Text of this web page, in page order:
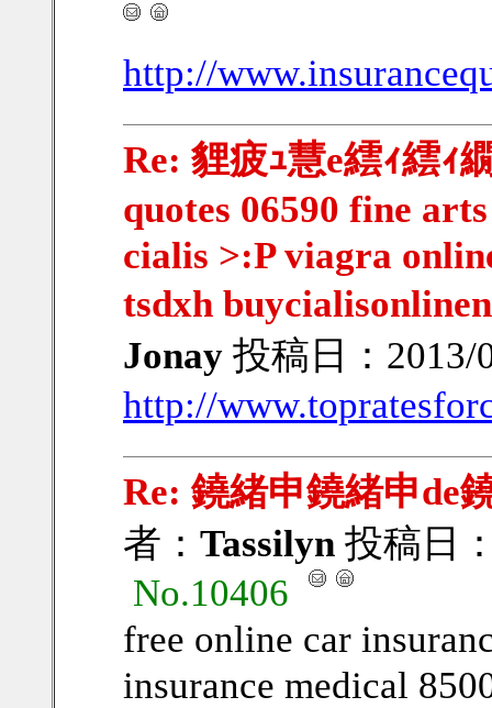
http://
Re: 貍疲ｭ慧e繧ｨ繧ｨ
quotes 06590 fine
cialis >:P viagra
tsdxh
Jonay 投稿日：
http://
Re: 鐃緒申鐃緒申de
者： Tassilyn 投稿日
No.10406
free online car
insurance medical